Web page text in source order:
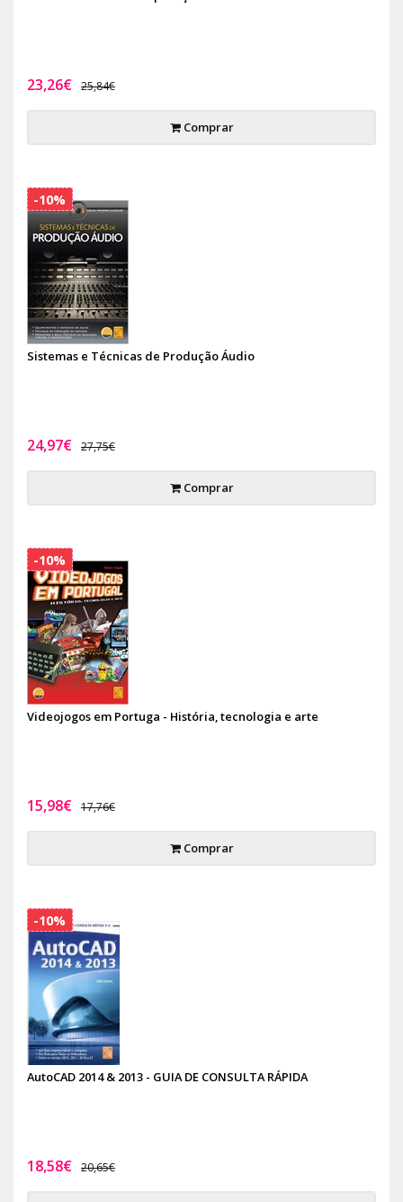
23,26€ 25,84€
Comprar
Sistemas e Técnicas de Produção Áudio
24,97€ 27,75€
Comprar
-10%
Videojogos em Portuga - História, tecnologia e arte
15,98€ 17,76€
Comprar
-10%
AutoCAD 2014 & 2013 - GUIA DE CONSULTA RÁPIDA
18,58€ 20,65€
-10%